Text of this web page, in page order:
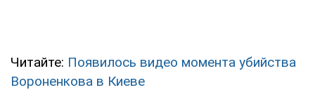
Читайте: Появилось видео момента убийства
Вороненкова в Киеве